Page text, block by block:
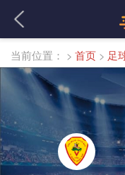
当前位置： > 首页 > 足